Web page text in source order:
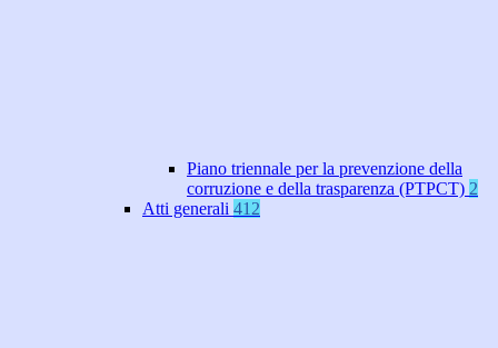
Piano triennale per la prevenzione della
corruzione e della trasparenza (PTPCT) 2
Atti generali 412